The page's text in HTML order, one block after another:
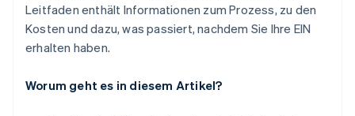
Leitfaden enthält Informationen zum Prozess, zu den
Kosten und dazu, was passiert, nachdem Sie Ihre EIN
erhalten haben.
Worum geht es in diesem Artikel?